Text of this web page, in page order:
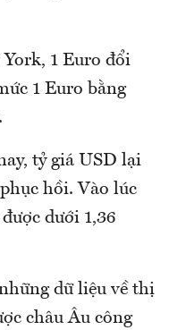
1 Euro đổi
1 Euro bằng
tỷ giá USD lại
hồi. Vào lúc
dưới 1,36
dữ liệu về thị
châu Âu công